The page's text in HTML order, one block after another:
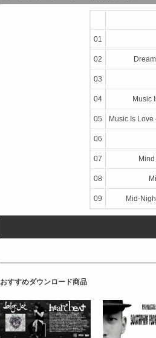
01
02
03
04 Music
05 Music Is
06
07
08
09 Mid-
おすすめダウンロード商品